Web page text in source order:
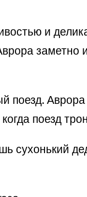
и
заметно
поезд.
поезд
сухонький